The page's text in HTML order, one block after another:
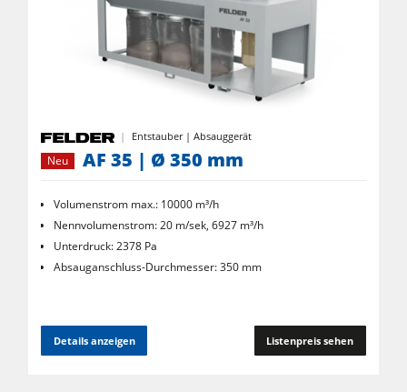
Entstauber | Absauggerät
Neu
AF 35 | Ø 350 mm
Volumenstrom max.: 10000 m³/h
Nennvolumenstrom: 20 m/sek, 6927 m³/h
Unterdruck: 2378 Pa
Absauganschluss-Durchmesser: 350 mm
Details anzeigen Listenpreis sehen